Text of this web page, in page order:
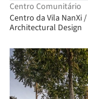
Centro Comunitário
Centro da Vila NanXi
Architectural Design